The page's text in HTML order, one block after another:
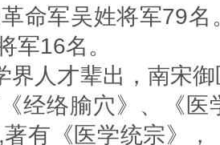
命军吴姓将军79
姓将军16名。
人才辈出，南宋御
经络腧穴》、《医
有《医学统宗》